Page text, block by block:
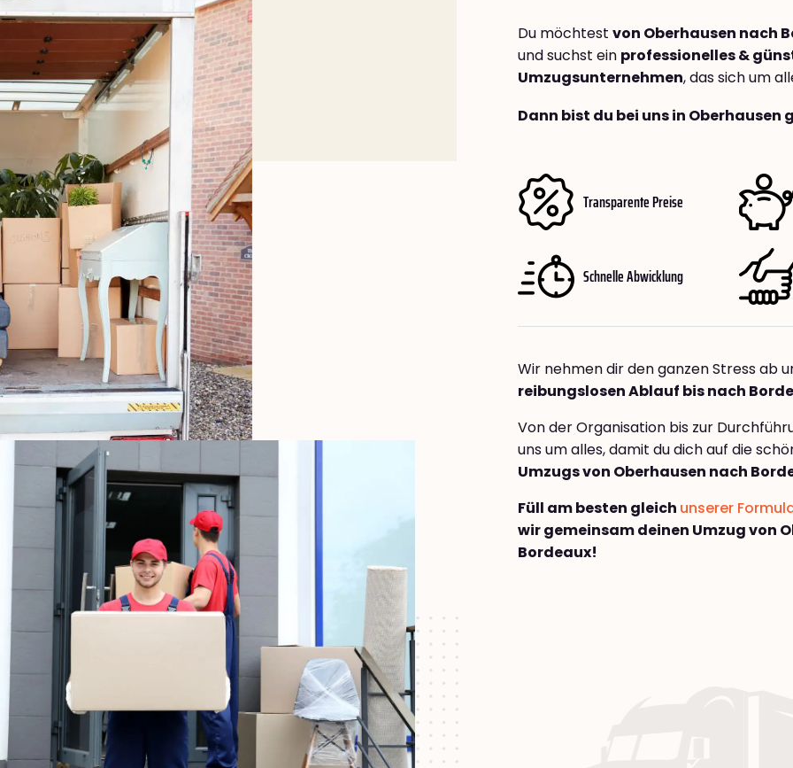
Du möchtest von Oberhausen nach
und suchst ein professionelles &
Umzugsunternehmen, das sich um
Dann bist du bei uns in
Transparente Preise
Schnelle Abwicklung
Wir nehmen dir den ganzen Stress ab
reibungslosen Ablauf bis nach
Von der Organisation bis zur
uns um alles, damit du dich auf die
Umzugs von Oberhausen nach
Füll am besten gleich unserer
wir gemeinsam deinen Umzug von
Bordeaux!